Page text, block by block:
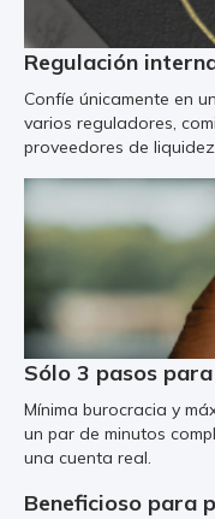
Regulación
Confíe únicamente en
varios reguladores,
proveedores de
Sólo 3 pasos
Mínima burocracia y
un par de minutos
una cuenta real.
Beneficioso para